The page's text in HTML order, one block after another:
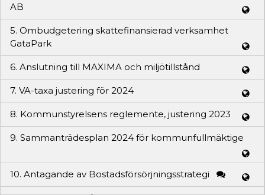
AB
5. Ombudgetering skattefinansierad verksamhet
GataPark
6. Anslutning till MAXIMA och miljötillstånd
7. VA-taxa justering för 2024
8. Kommunstyrelsens reglemente, justering 2023
9. Sammanträdesplan 2024 för kommunfullmäktige
10. Antagande av Bostadsförsörjningsstrategi